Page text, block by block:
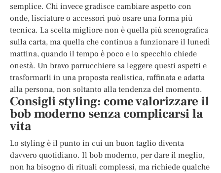
semplice. Chi invece gradisce cambiare aspetto con
onde, lisciature o accessori può osare una forma più
tecnica. La scelta migliore non è quella più scenografica
sulla carta, ma quella che continua a funzionare il lunedì
mattina, quando il tempo è poco e lo specchio chiede
onestà. Un bravo parrucchiere sa leggere questi aspetti e
trasformarli in una proposta realistica, raffinata e adatta
alla persona, non soltanto alla tendenza del momento.
Consigli styling: come valorizzare il
bob moderno senza complicarsi la
vita
Lo styling è il punto in cui un buon taglio diventa
davvero quotidiano. Il bob moderno, per dare il meglio,
non ha bisogno di rituali complessi, ma richiede qualche